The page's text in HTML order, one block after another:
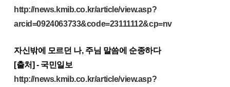
http://news.kmib.co.kr/article/view.asp?
arcid=0924063733&code=23111112&cp=nv
자신밖에 모르던 나, 주님 말씀에 순종하다
[출처] - 국민일보
http://news.kmib.co.kr/article/view.asp?